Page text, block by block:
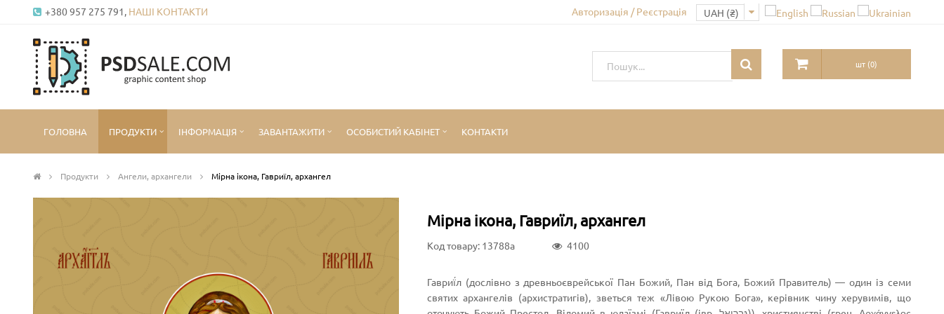
+380 957 275 791, НАШІ КОНТАКТИ Авторизація / Реєстрація
шт(0)
ГОЛОВНА ПРОДУКТИ ІНФОРМАЦІЯ ЗАВАНТАЖИТИ ОСОБИСТИЙ КАБІНЕТ КОНТАКТИ
Продукти Ангели, архангели Мірна ікона, Гавриїл, архангел
Мірна ікона, Гавриїл, архангел
Код товару: 13788a 4100
Гавриї́л (дослівно з древньоєврейської Пан Божий, Пан від Бога, Божий Правитель) — один із семи
святих архангелів (архистратигів), зветься теж «Лівою Рукою Бога», керівник чину херувимів, що